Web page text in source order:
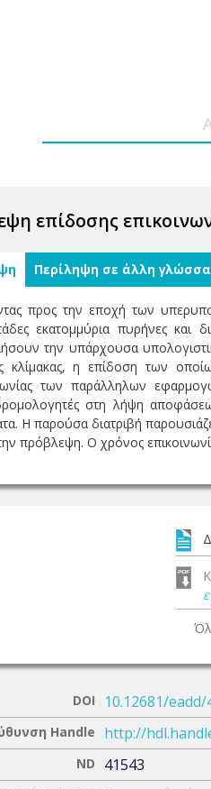
επίδοσης
Περίληψη σε άλλη γλώσσα
προς την εποχή των
εκατομμύρια πυρήνες
την υπάρχουσα
κλίμακας, η επίδοση των
των παράλληλων
στη λήψη
Η παρούσα διατριβή
πρόβλεψη. Ο χρόνος
DOI 10.12681/eadd/
Handle http://
ND 41543